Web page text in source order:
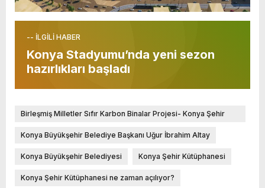
-- İLGİLİ HABER
Konya Stadyumu’nda yeni sezon
hazırlıkları başladı
Birleşmiş Milletler Sıfır Karbon Binalar Projesi- Konya Şehir
Kütüphanesi
Konya Büyükşehir Belediye Başkanı Uğur İbrahim Altay
Konya Büyükşehir Belediyesi Konya Şehir Kütüphanesi
Konya Şehir Kütüphanesi ne zaman açılıyor?